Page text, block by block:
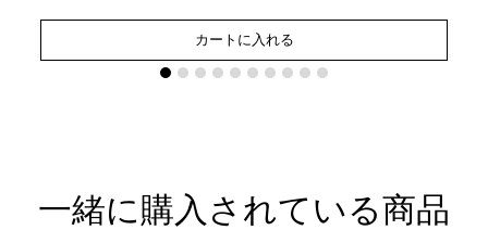
カートに入れる
一緒に購入されている商品